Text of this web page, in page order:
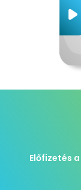
Előfizetés